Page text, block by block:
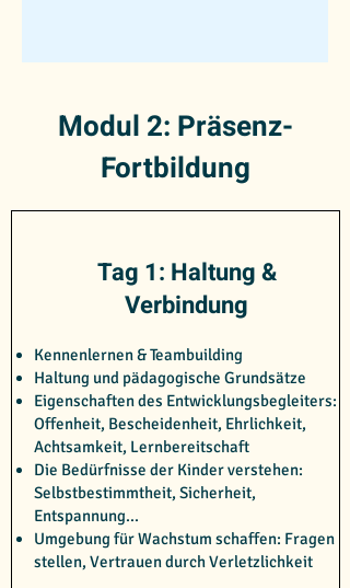
Modul 2: Präsenz-
Fortbildung
Tag 1: Haltung &
Verbindung
Kennenlernen & Teambuilding
Haltung und pädagogische Grundsätze
Eigenschaften des Entwicklungsbegleiters:
Offenheit, Bescheidenheit, Ehrlichkeit,
Achtsamkeit, Lernbereitschaft
Die Bedürfnisse der Kinder verstehen:
Selbstbestimmtheit, Sicherheit,
Entspannung...
Umgebung für Wachstum schaffen: Fragen
stellen, Vertrauen durch Verletzlichkeit